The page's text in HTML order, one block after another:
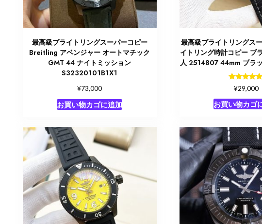
最高級ブライトリングスーパーコピー
Breitling アベンジャー オートマチック
GMT 44 ナイトミッション
S32320101B1X1
¥73,000
お買い物カゴに追加
最高級ブライトリングス
イトリング時計コピー ブ
人 2514807 44mm ブラ
5段階中
5.00
の評価
¥29,000
お買い物カゴ